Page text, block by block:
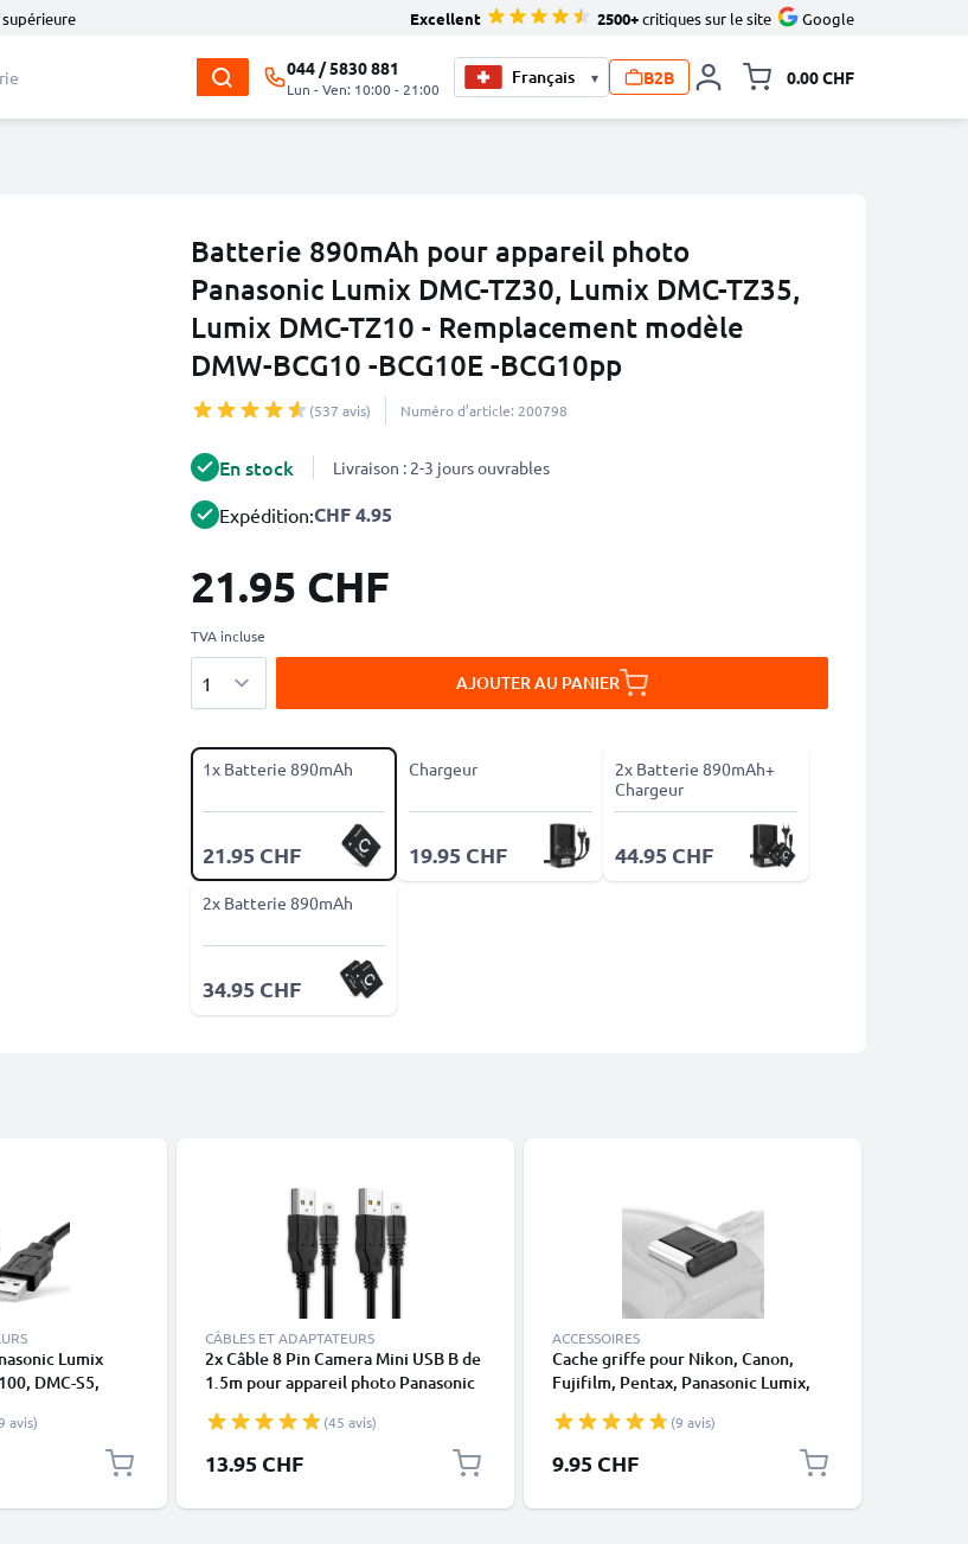
Excellent 2500+critiques sur le site Google
044 / 5830 881
Lun - Ven: 10:00 - 21:00
▾ B2B 0.00 CHF
Batterie 890mAh pour appareil photo
Panasonic Lumix DMC-TZ30, Lumix DMC-TZ35,
Lumix DMC-TZ10 - Remplacement modèle
DMW-BCG10 -BCG10E -BCG10pp
(537 avis) Numéro d’article: 200798
En stock Livraison : 2-3 jours ouvrables
Expédition:CHF 4.95
21.95 CHF
TVA incluse
AJOUTER AU PANIER
1x Batterie 890mAh
21.95 CHF
Chargeur
19.95 CHF
2x Batterie 890mAh+
Chargeur
44.95 CHF
2x Batterie 890mAh
34.95 CHF
Lumix
DMC-S5,
FZ200, DMC-
GF6, DMC-
S1, DMC-GH4,
avis)
CÂBLES ET ADAPTATEURS
2x Câble 8 Pin Camera Mini USB B de
1.5m pour appareil photo Panasonic
FZ150 FZ300 GF1 G7 GF6 GX1 GM1
LX5 G70 GX7 GM5 transfert de
données 1A noir PVC
(45 avis)
13.95 CHF
ACCESSOIRES
Cache griffe pour Nikon, Canon,
Fujifilm, Pentax, Panasonic Lumix,
(9 avis)
9.95 CHF